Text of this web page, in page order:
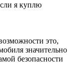
я куплю
это,
значительно
безопасности